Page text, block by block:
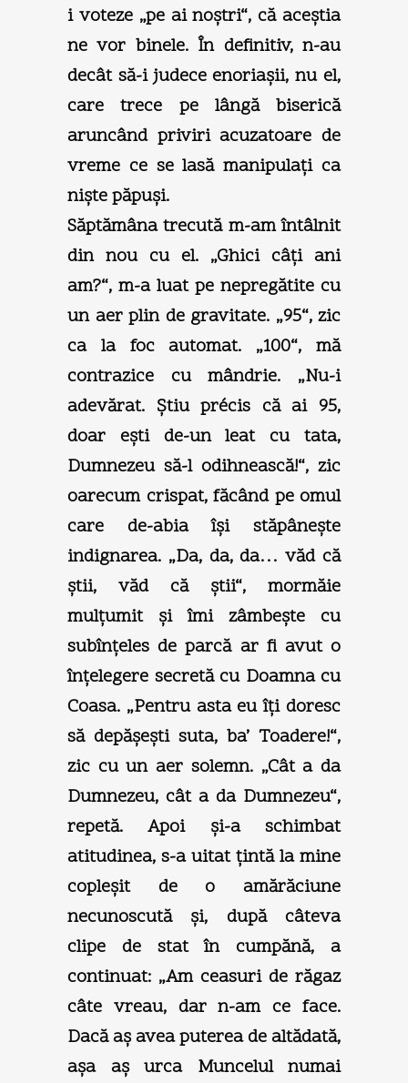
i voteze „pe ai noştri“, că aceştia
ne vor binele. În definitiv, n-au
decât să-i judece enoriaşii, nu el,
care trece pe lângă biserică
aruncând priviri acuzatoare de
vreme ce se lasă manipulaţi ca
nişte păpuşi.
Săptămâna trecută m-am întâlnit
din nou cu el. „Ghici câţi ani
am?“, m-a luat pe nepregătite cu
un aer plin de gravitate. „95“, zic
ca la foc automat. „100“, mă
contrazice cu mândrie. „Nu-i
adevărat. Ştiu précis că ai 95,
doar eşti de-un leat cu tata,
Dumnezeu să-l odihnească!“, zic
oarecum crispat, făcând pe omul
care de-abia îşi stăpâneşte
indignarea. „Da, da, da… văd că
ştii, văd că ştii“, mormăie
mulţumit şi îmi zâmbeşte cu
subînţeles de parcă ar fi avut o
înţelegere secretă cu Doamna cu
Coasa. „Pentru asta eu îţi doresc
să depăşeşti suta, ba’ Toadere!“,
zic cu un aer solemn. „Cât a da
Dumnezeu, cât a da Dumnezeu“,
repetă. Apoi şi-a schimbat
atitudinea, s-a uitat ţintă la mine
copleşit de o amărăciune
necunoscută şi, după câteva
clipe de stat în cumpănă, a
continuat: „Am ceasuri de răgaz
câte vreau, dar n-am ce face.
Dacă aş avea puterea de altădată,
aşa aş urca Muncelul numai